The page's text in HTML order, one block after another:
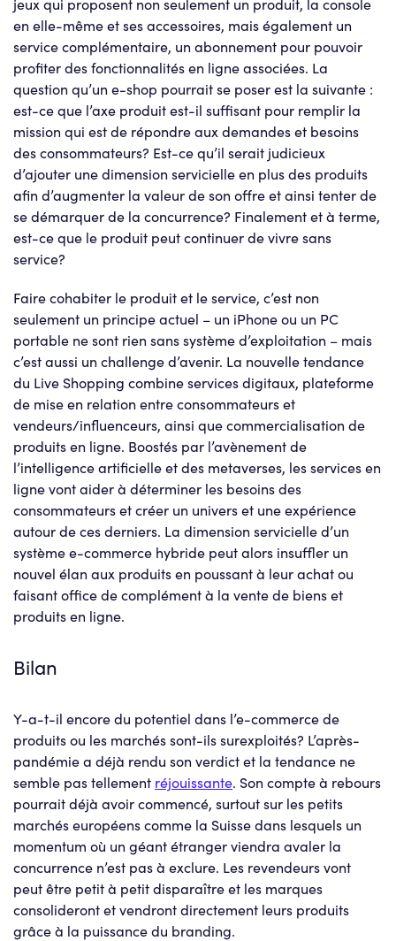
en elle-même et ses accessoires, mais également un
service complémentaire, un abonnement pour pouvoir
profiter des fonctionnalités en ligne associées. La
question qu’un e-shop pourrait se poser est la suivante :
est-ce que l’axe produit est-il suffisant pour remplir la
mission qui est de répondre aux demandes et besoins
des consommateurs? Est-ce qu’il serait judicieux
d’ajouter une dimension servicielle en plus des produits
afin d’augmenter la valeur de son offre et ainsi tenter de
se démarquer de la concurrence? Finalement et à terme,
est-ce que le produit peut continuer de vivre sans
service?
Faire cohabiter le produit et le service, c’est non
seulement un principe actuel – un iPhone ou un PC
portable ne sont rien sans système d’exploitation – mais
c’est aussi un challenge d’avenir. La nouvelle tendance
du Live Shopping combine services digitaux, plateforme
de mise en relation entre consommateurs et
vendeurs/influenceurs, ainsi que commercialisation de
produits en ligne. Boostés par l’avènement de
l’intelligence artificielle et des metaverses, les services en
ligne vont aider à déterminer les besoins des
consommateurs et créer un univers et une expérience
autour de ces derniers. La dimension servicielle d’un
système e-commerce hybride peut alors insuffler un
nouvel élan aux produits en poussant à leur achat ou
faisant office de complément à la vente de biens et
produits en ligne.
Bilan
Y-a-t-il encore du potentiel dans l’e-commerce de
produits ou les marchés sont-ils surexploités? L’après-
pandémie a déjà rendu son verdict et la tendance ne
semble pas tellement réjouissante. Son compte à rebours
pourrait déjà avoir commencé, surtout sur les petits
marchés européens comme la Suisse dans lesquels un
momentum où un géant étranger viendra avaler la
concurrence n’est pas à exclure. Les revendeurs vont
peut être petit à petit disparaître et les marques
consolideront et vendront directement leurs produits
grâce à la puissance du branding.